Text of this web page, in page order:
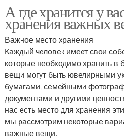
А где хранится у
хранения важных
Важное место хранения
Каждый человек имеет свои
которые необходимо хранить в
вещи могут быть ювелирными
бумагами, семейными
документами и другими
нас есть место для хранения
мы рассмотрим некоторые
важные вещи.